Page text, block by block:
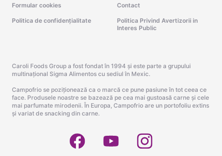
Formular cookies
Politica de confidențialitate
Contact
Politica Privind Avertizorii in
Interes Public
Caroli Foods Group a fost fondat în 1994 și este parte a grupului
multinațional Sigma Alimentos cu sediul în Mexic.
Campofrio se poziționează ca o marcă ce pune pasiune în tot ceea ce
face. Produsele noastre se bazează pe cea mai gustoasă carne și cele
mai parfumate mirodenii. În Europa, Campofrio are un portofoliu extins
și variat de snacking din carne.